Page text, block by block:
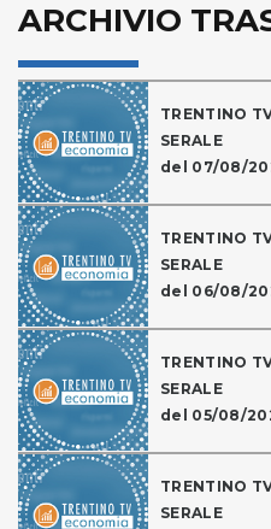
ARCHIVIO
TRENTINO
SERALE
del 07/08/
TRENTINO
SERALE
del 06/08/
TRENTINO
SERALE
del 05/08/
TRENTINO
SERALE